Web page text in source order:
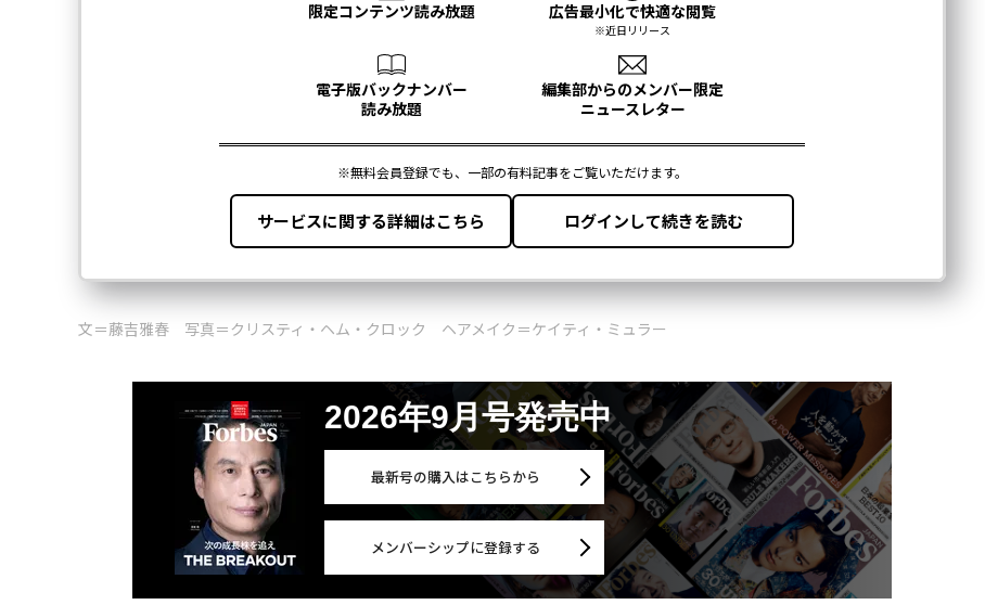
文＝藤吉雅春 写真＝クリスティ・ヘム・クロック ヘアメイク＝ケイティ・ミュラー
2026年9月号発売中
最新号の購入はこちらから
メンバーシップに登録する